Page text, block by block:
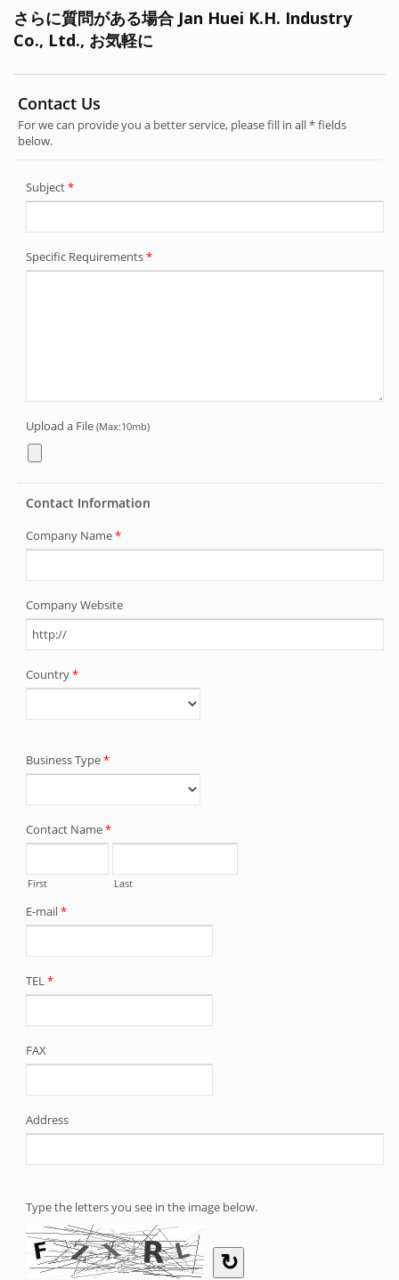
さらに質問がある場合 Jan Huei K.H. Industry
Co., Ltd., お気軽に